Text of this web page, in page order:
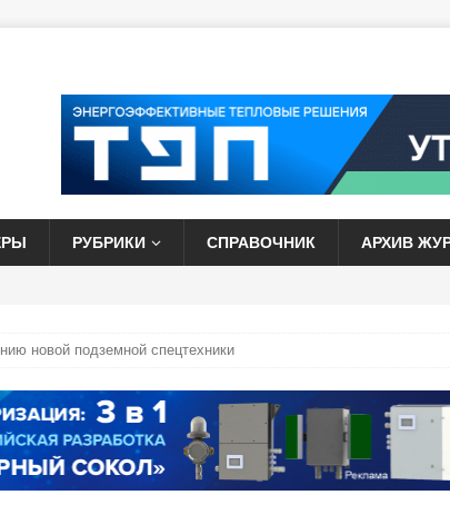
РУБРИКИ СПРАВОЧНИК АРХИВ
новой подземной спецтехники